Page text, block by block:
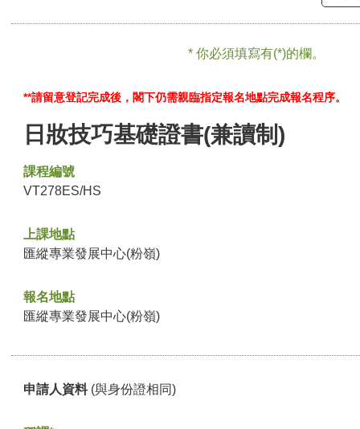
* 你必須填寫有(*)的欄。
**請留意登記完成後，閣下仍需親臨指定報名地點完成報名程序。
日妝技巧基礎證書(兼讀制)
課程編號
VT278ES/HS
上課地點
匯縱專業發展中心(粉嶺)
報名地點
匯縱專業發展中心(粉嶺)
申請人資料 (與身份證相同)